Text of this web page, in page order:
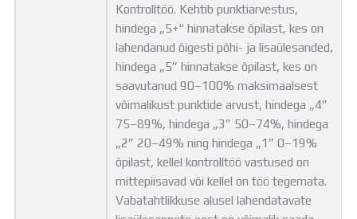
Kontrolltöö. Kehtib punktiarvestus,
hindega „5+“ hinnatakse õpilast, kes on
lahendanud õigesti põhi- ja lisaülesanded,
hindega „5” hinnatakse õpilast, kes on
saavutanud 90–100% maksimaalsest
võimalikust punktide arvust, hindega „4”
75–89%, hindega „3” 50–74%, hindega
„2” 20–49% ning hindega „1” 0–19%
õpilast, kellel kontrolltöö vastused on
mittepiisavad või kellel on töö tegemata.
Vabatahtlikkuse alusel lahendatavate